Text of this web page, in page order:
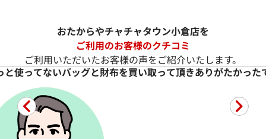
おたからやチャチャタウン小倉店を
ご利用のお客様のクチコミ
ご利用いただいたお客様の声をご紹介いたします。
です高値で買い取っていただきました